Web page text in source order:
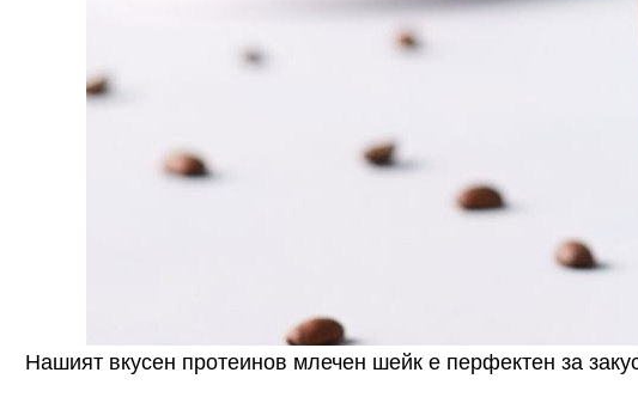
Нашият вкусен протеинов млечен шейк е перфектен за